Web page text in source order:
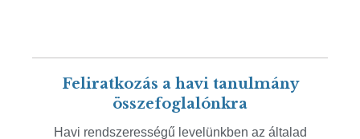
Feliratkozás a havi tanulmány
összefoglalónkra
Havi rendszerességű levelünkben az általad